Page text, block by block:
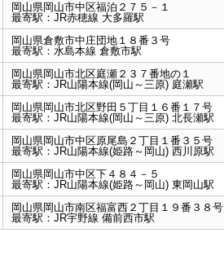
岡山県岡山市中区福泊２７５－１
最寄駅： JR赤穂線 大多羅駅
岡山県倉敷市中庄団地１８番３号
最寄駅： 水島本線 倉敷市駅
岡山県岡山市北区庭瀬２３７番地の１
最寄駅： JR山陽本線(岡山～三原) 庭瀬駅
岡山県岡山市北区野田５丁目１６番１７号
最寄駅： JR山陽本線(岡山～三原) 北長瀬駅
岡山県岡山市中区原尾島２丁目１番３５号
最寄駅： JR山陽本線(姫路～岡山) 西川原駅
岡山県岡山市中区下４８４－５
最寄駅： JR山陽本線(姫路～岡山) 東岡山駅
岡山県岡山市南区福富西２丁目１９番３８号
最寄駅： JR宇野線 備前西市駅